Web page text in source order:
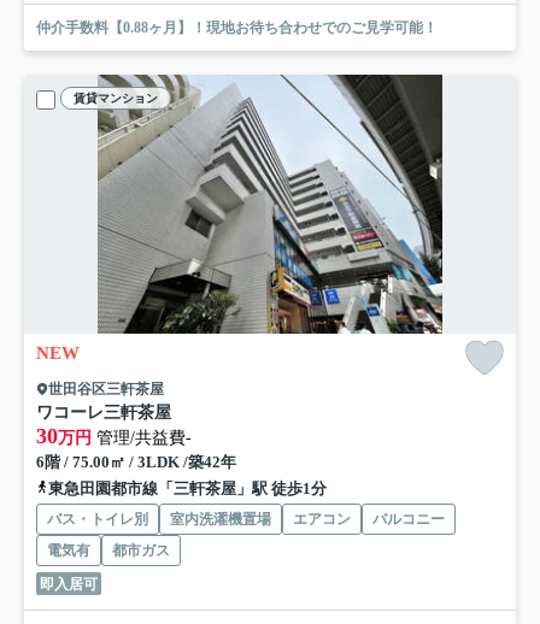
仲介手数料【0.88ヶ月】！現地お待ち合わせでのご見学可能！
賃貸マンション
NEW
世田谷区三軒茶屋
ワコーレ三軒茶屋
30万円 管理/共益費-
6階 / 75.00㎡ / 3LDK /築42年
東急田園都市線「三軒茶屋」駅 徒歩1分
バス・トイレ別 室内洗濯機置場 エアコン
バルコニー
電気有
都市ガス
即入居可